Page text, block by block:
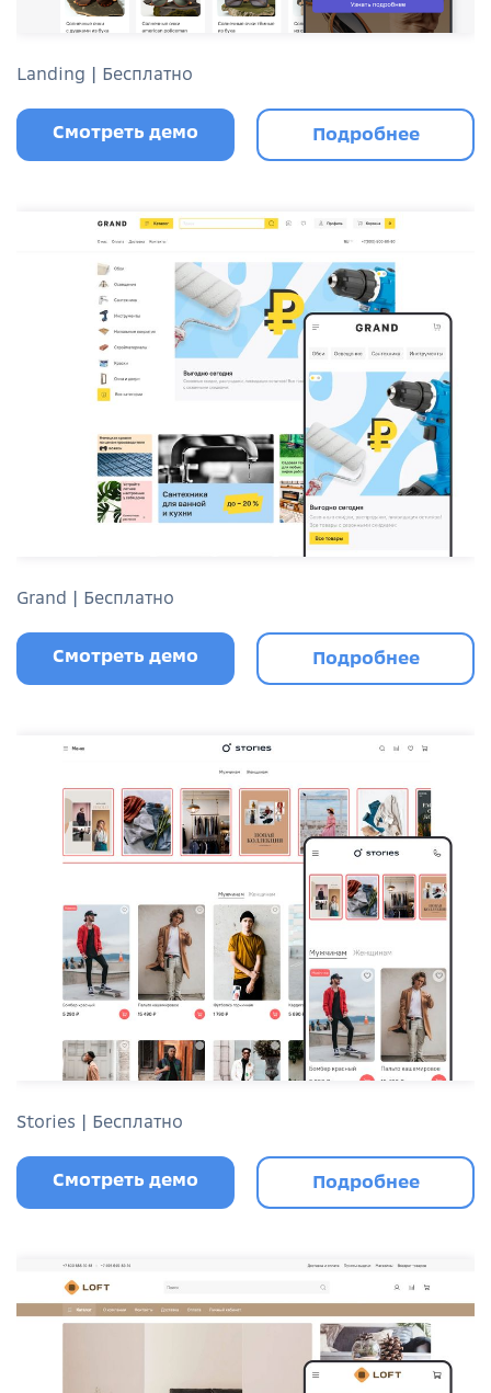
Landing | Бесплатно
Смотреть демо Подробнее
Grand | Бесплатно
Смотреть демо Подробнее
Stories | Бесплатно
Смотреть демо Подробнее